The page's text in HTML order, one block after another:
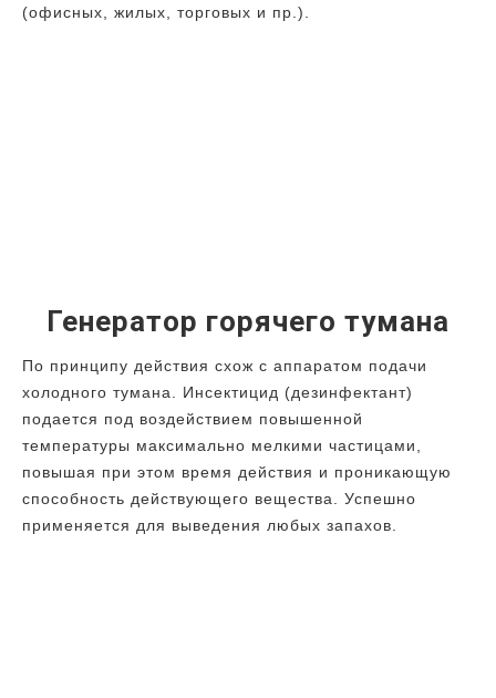
(офисных, жилых, торговых и пр.).
Генератор горячего тумана
По принципу действия схож с аппаратом подачи
холодного тумана. Инсектицид (дезинфектант)
подается под воздействием повышенной
температуры максимально мелкими частицами,
повышая при этом время действия и проникающую
способность действующего вещества. Успешно
применяется для выведения любых запахов.